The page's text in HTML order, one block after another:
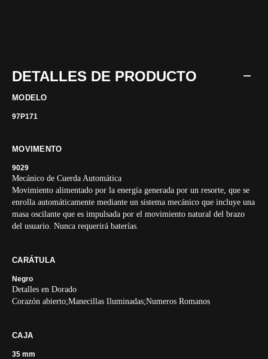
DETALLES DE PRODUCTO
MODELO
97P171
MOVIMENTO
9029
Mecánico de Cuerda Automática
Movimiento alimentado por la energía generada por un resorte, que se
enrolla automáticamente mediante un sistema mecánico que incluye una
masa oscilante que es impulsada por el movimiento natural del brazo
del usuario. Nunca requerirá baterías.
CARÁTULA
Negro
Detalles en Dorado
Corazón abierto;Manecillas Iluminadas;Numeros Romanos
CAJA
35 mm